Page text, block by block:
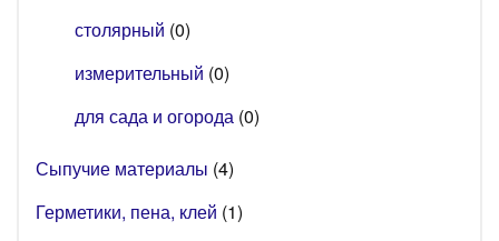
столярный (0)
измерительный (0)
для сада и огорода (0)
Сыпучие материалы (4)
Герметики, пена, клей (1)